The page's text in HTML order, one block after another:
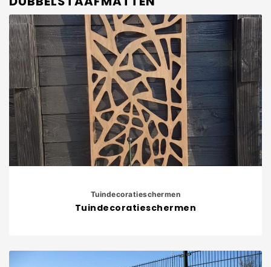
Tuindecoratieschermen
Tuindecoratieschermen